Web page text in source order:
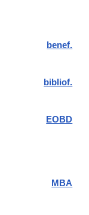
benef.
bibliof.
EOBD
MBA